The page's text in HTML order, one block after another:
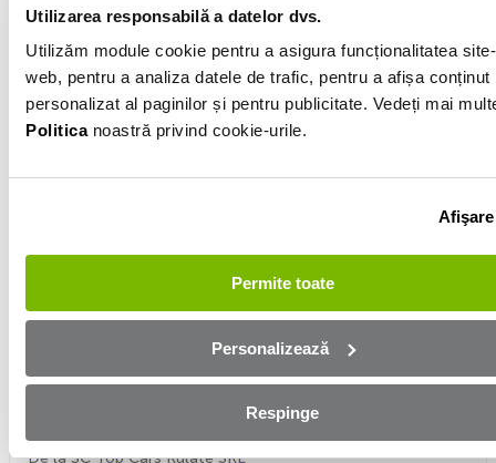
Utilizarea responsabilă a datelor dvs.
Utilizăm module cookie pentru a asigura funcționalitatea
web, pentru a analiza datele de trafic, pentru a afișa conținut
personalizat al paginilor și pentru publicitate. Vedeți mai
Politicanoastră privind cookie-urile.
Afişare
Permite toate
Personalizează
Respinge
370 €
De la SC Top Cars Rulate SRL